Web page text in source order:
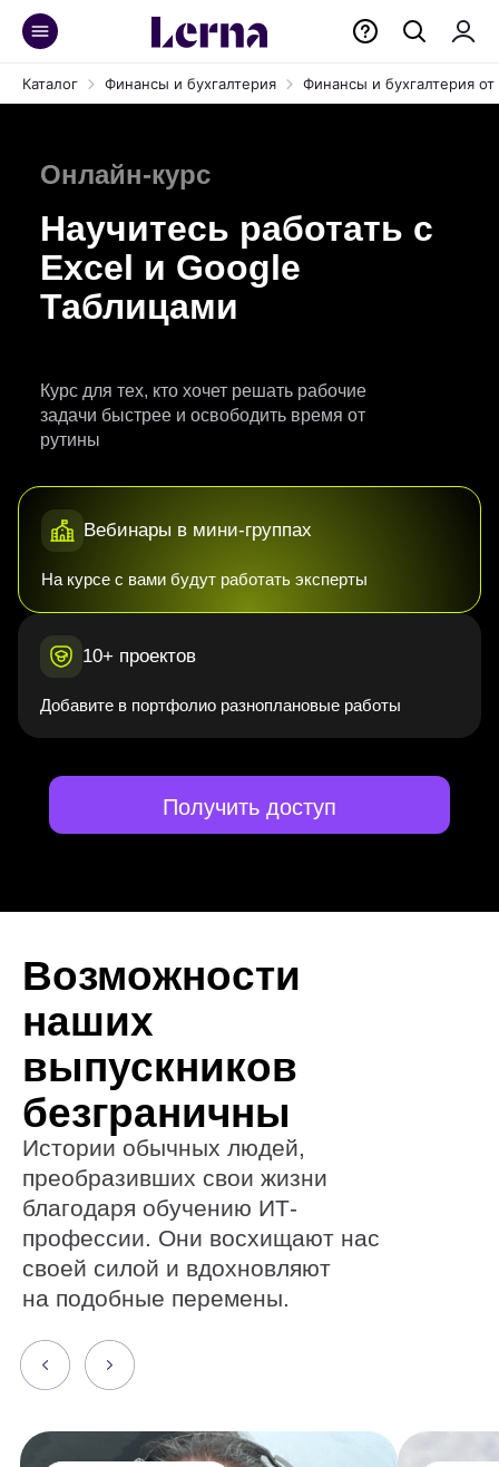
Каталог Финансы и бухгалтерия Финансы и бухгалтерия от
Онлайн-курс
Научитесь работать с
Excel и Google
Таблицами
Курс для тех, кто хочет решать рабочие
задачи быстрее и освободить время от
рутины
Вебинары в мини-группах
На курсе с вами будут работать эксперты
10+ проектов
Добавите в портфолио разноплановые работы
Получить доступ
безграничны
преобразивших свои жизни
профессии. Они восхищают нас
своей силой и вдохновляют
на подобные перемены.
Тестирование
Как стать тестировщиком,
лежа на больничной
Как от
перейти к